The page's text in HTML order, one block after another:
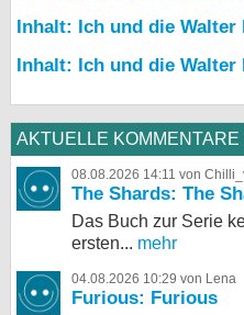
Inhalt: Ich und die
Inhalt: Ich und die
AKTUELLE KOMMENTARE
08.08.2026 14:11 von
The Shards: The
Das Buch zur Serie
ersten... mehr
04.08.2026 10:29 von Lena
Furious: Furious